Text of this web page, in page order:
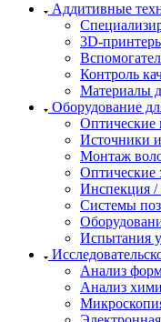
Аддитивные
3D-
Контроль
Материалы
Оборудование
Оптические
Источники
Монтаж
Оптические
Инспекция /
Системы
Испытания
Анализ
Анализ